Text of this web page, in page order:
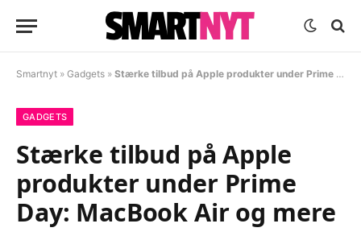
Smartnyt » Gadgets » Stærke tilbud på Apple produkter under Prime Day: MacBook Air og mere
GADGETS
Stærke tilbud på Apple
produkter under Prime
Day: MacBook Air og mere